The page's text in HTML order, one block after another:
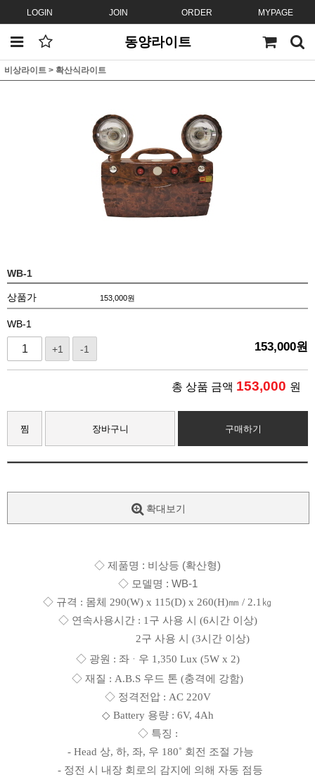
LOGIN JOIN ORDER MYPAGE
동양라이트
비상라이트 > 확산식라이트
WB-1
상품가 153,000원
WB-1
+1 -1 153,000원
총 상품 금액 153,000 원
찜 장바구니 구매하기
확대보기
◇ 제품명 : 비상등 (확산형)
◇ 모델명 : WB-1
◇ 규격 : 몸체 290(W) x 115(D) x 260(H)㎜ / 2.1㎏
◇ 연속사용시간 : 1구 사용 시 (6시간 이상)
2구 사용 시 (3시간 이상)
◇ 광원 : 좌ㆍ 우 1,350 Lux (5W x 2)
◇ 재질 : A.B.S 우드 톤 (충격에 강함)
◇ 정격전압 : AC 220V
◇ Battery 용량 : 6V, 4Ah
◇ 특징 :
- Head 상, 하, 좌, 우 180˚ 회전 조절 가능
- 정전 시 내장 회로의 감지에 의해 자동 점등